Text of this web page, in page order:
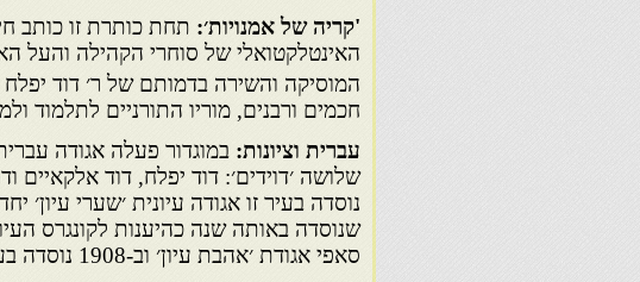
'קריה של אמנויות׳: תחת כותרת זו כותב
האינטלקטואלי של סוחרי הקהילה והעל
המוסיקה והשירה בדמותם של ר׳ דוד יפלח
חכמים ורבנים, מוריו התורניים לתלמוד
עברית וציונות: במוגדור פעלה אגודה
נוסדה בעיר זו אגודה עיונית ׳שערי עיון׳
סאפי אגודת ׳אהבת עיון׳ וב-1908 נוסדה בעיר פאס אגודת ׳חיבת עיון׳.